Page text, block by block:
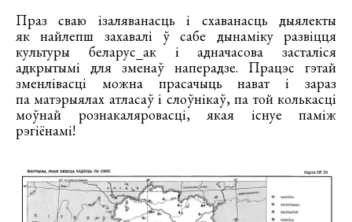
Праз сваю ізаляванасць і схаванасць дыялекты
як найлепш захавалі ў сабе дынаміку развіцця
культуры беларус_ак і адначасова засталіся
адкрытымі для зменаў наперадзе. Працэс гэтай
зменлівасці можна прасачыць нават і зараз
па матэрыялах атласаў і слоўнікаў, па той колькасці
моўнай рознакаляровасці, якая існуе паміж
рэгіёнамі!